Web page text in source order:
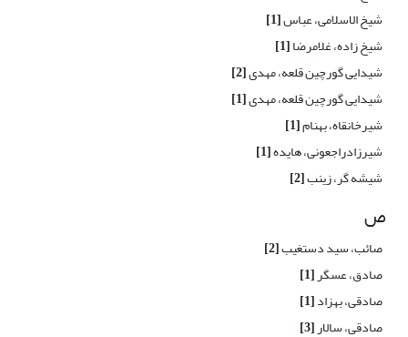
شیخ الاسلامی، عباس[1]
شیخ زاده، غلامرضا[1]
شیدایی گورچین قلعه، مهدی[2]
شیدایی گورچین قلعه، مهدی[1]
شیرخانقاه، بهنام[1]
شیرزادراجعونی، هایده[1]
شیشه گر، زینب[2]
ص
صائب، سید دستغیب[2]
صادق، عسگر[1]
صادقی، بهزاد[1]
صادقی، سالار[3]